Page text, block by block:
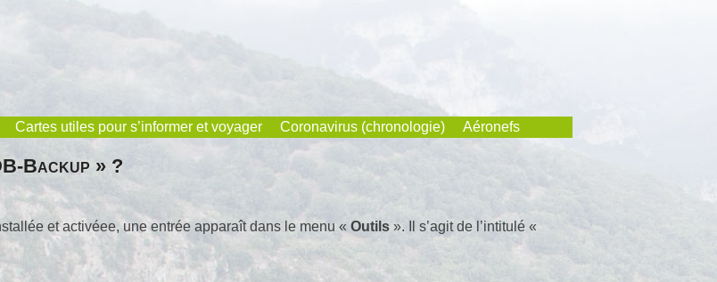
Cartes utiles pour s’informer et voyager Coronavirus (chronologie) Aéronefs
Backup » ?
et activéee, une entrée apparaît dans le menu « Outils ». Il s’agit de l’intitulé «